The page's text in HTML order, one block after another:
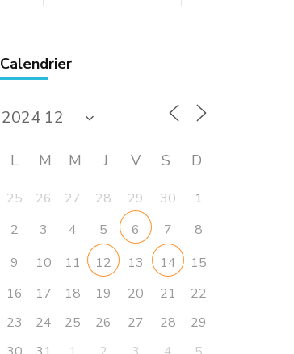
Calendrier
L M M J V S D
25 26 27 28 29 30
1
2
3 4 5 6 7
8
9
10 11 12 13 14
15
16
17 18 19 20 21
22
23
24 25 26 27 28
29